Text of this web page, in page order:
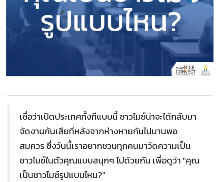
เชื่อว่าเปิดประเทศทั้งทีแบบนี้ ชาวไมซ์น่าจะได้กลับมา
จัดงานกันเสียทีหลังจากห่างหายกันไปนานพอ
สมควร ซึ่งวันนี้เราอยากชวนทุกคนมาวัดความเป็น
ชาวไมซ์ในตัวคุณแบบสนุกๆ ไปด้วยกัน เพื่อดูว่า "คุณ
เป็นชาวไมซ์รูปแบบไหน?"